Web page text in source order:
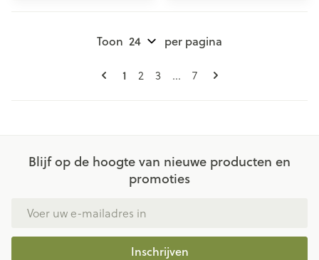
Pagina's
U lees momenteel pagina
1 Pagina
2 Pagina
3 ... Pagina
7
Toon per pagina
Blijf op de hoogte van nieuwe producten en
promoties
Inschrijven